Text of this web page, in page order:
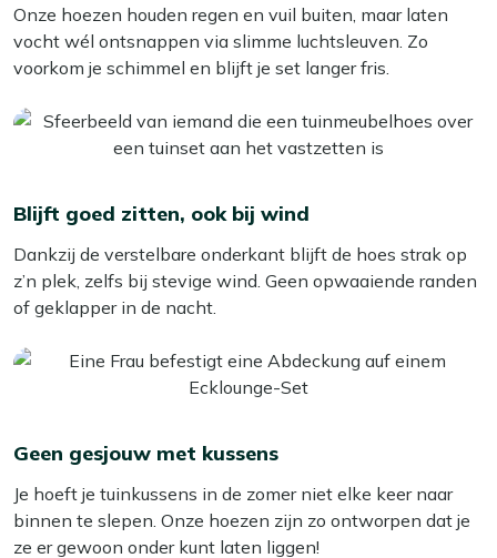
Luchtsleuven voor ventilatie: De
ventilatieopeningen zorgen voor frisse lucht onder de
hoes. Zo voorkom je dat vocht blijft hangen en
Verstelbare onderkant:Dankzij de verstelbare
onderkant sluit de hoes goed aan rond je stoelen. Zo
waait.
textiel en geschikt voor dagelijks gebruik buiten. Zo
blijven je stapelbare stoelen beter beschermd,
seizoen na seizoen.
mooier en sluit hij beter aan.
Zet de hoes goed vast: Trek de onderkant stevig
aan, zodat de hoes niet wegwaait bij harde wind.
Voorkom stilstaand water:Zorg dat er geen grote
Onze hoezen houden regen en vuil buiten, maar laten
vocht wél ontsnappen via slimme luchtsleuven. Zo
voorkom je schimmel en blijft je set langer fris.
Blijft goed zitten, ook bij wind
Dankzij de verstelbare onderkant blijft de hoes strak op
z’n plek, zelfs bij stevige wind. Geen opwaaiende randen
of geklapper in de nacht.
Geen gesjouw met kussens
Je hoeft je tuinkussens in de zomer niet elke keer naar
binnen te slepen. Onze hoezen zijn zo ontworpen dat je
ze er gewoon onder kunt laten liggen!